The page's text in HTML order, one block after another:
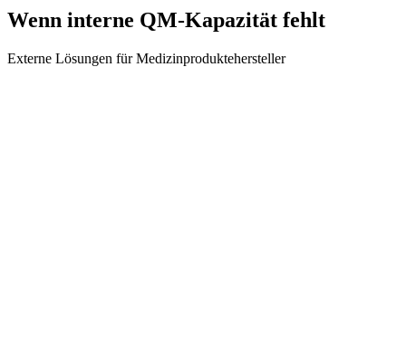
Wenn interne QM-Kapazität fehlt
Externe Lösungen für Medizinproduktehersteller